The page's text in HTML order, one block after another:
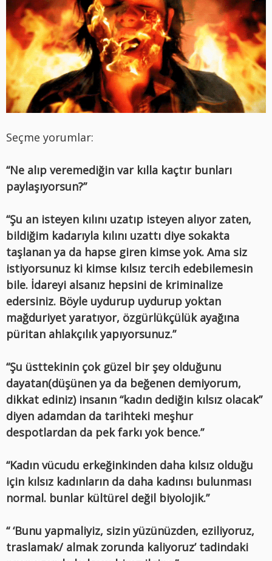
Seçme yorumlar:
“Ne alıp veremediğin var kılla kaçtır bunları
paylaşıyorsun?”
“Şu an isteyen kılını uzatıp isteyen alıyor zaten,
bildiğim kadarıyla kılını uzattı diye sokakta
taşlanan ya da hapse giren kimse yok. Ama siz
istiyorsunuz ki kimse kılsız tercih edebilemesin
bile. İdareyi alsanız hepsini de kriminalize
edersiniz. Böyle uydurup uydurup yoktan
mağduriyet yaratıyor, özgürlükçülük ayağına
püritan ahlakçılık yapıyorsunuz.”
“Şu üsttekinin çok güzel bir şey olduğunu
dayatan(düşünen ya da beğenen demiyorum,
dikkat ediniz) insanın “kadın dediğin kılsız olacak”
diyen adamdan da tarihteki meşhur
despotlardan da pek farkı yok bence.”
“Kadın vücudu erkeğinkinden daha kılsız olduğu
için kılsız kadınların da daha kadınsı bulunması
normal. bunlar kültürel değil biyolojik.”
“ ‘Bunu yapmaliyiz, sizin yüzünüzden, eziliyoruz,
traslamak/ almak zorunda kaliyoruz’ tadindaki